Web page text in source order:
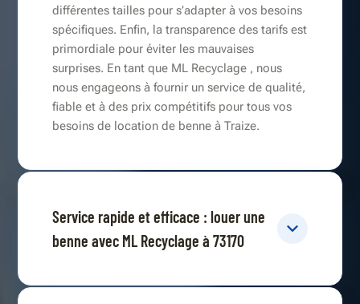
différentes tailles pour s’adapter à vos besoins
spécifiques. Enfin, la transparence des tarifs est
primordiale pour éviter les mauvaises
surprises. En tant que ML Recyclage , nous
nous engageons à fournir un service de qualité,
fiable et à des prix compétitifs pour tous vos
besoins de location de benne à Traize.
Service rapide et efficace : louer une
benne avec ML Recyclage à 73170